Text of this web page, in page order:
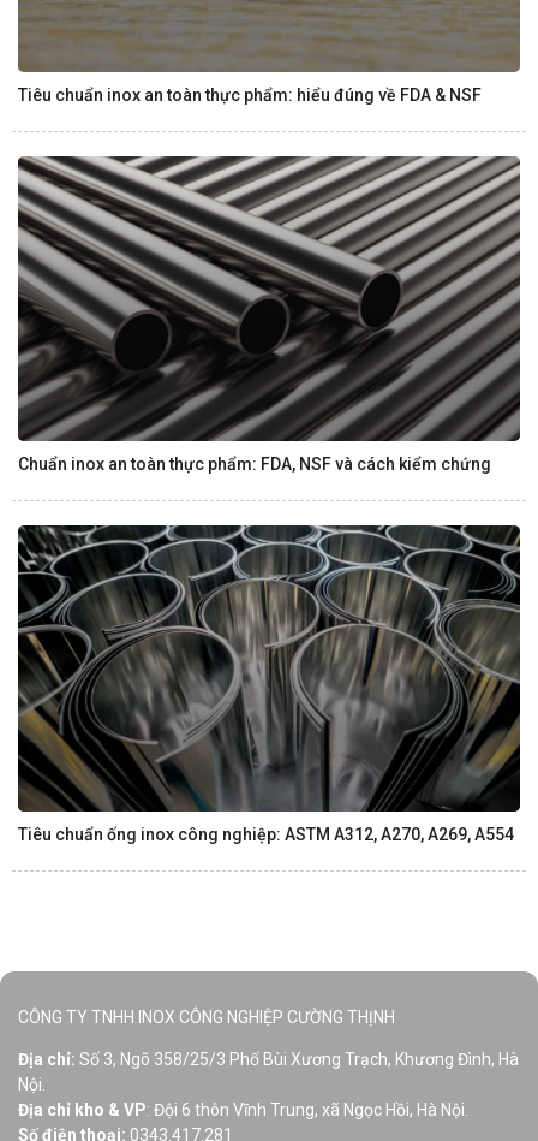
Tiêu chuẩn inox an toàn thực phẩm: hiểu đúng về FDA & NSF
Chuẩn inox an toàn thực phẩm: FDA, NSF và cách kiểm chứng
Tiêu chuẩn ống inox công nghiệp: ASTM A312, A270, A269, A554
CÔNG TY TNHH INOX CÔNG NGHIỆP CƯỜNG THỊNH
Địa chỉ: Số 3, Ngõ 358/25/3 Phố Bùi Xương Trạch, Khương Đình, Hà
Nội.
Địa chỉ kho & VP: Đội 6 thôn Vĩnh Trung, xã Ngọc Hồi, Hà Nội.
Số điện thoại: 0343.417.281